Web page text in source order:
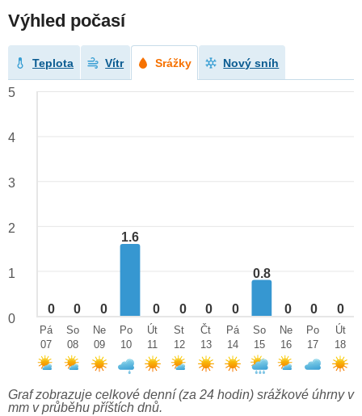
Výhled počasí
Teplota Vítr Srážky Nový sníh
0 0 0
1.6
0 0 0 0
0.8
0 0 0
5
4
3
2
1
0
Pá
07
So
08
Ne
09
Po
10
Út
11
St
12
Čt
13
Pá
14
So
15
Ne
16
Po
17
Út
18
Graf zobrazuje celkové denní (za 24 hodin) srážkové úhrny v
mm v průběhu příštích dnů.